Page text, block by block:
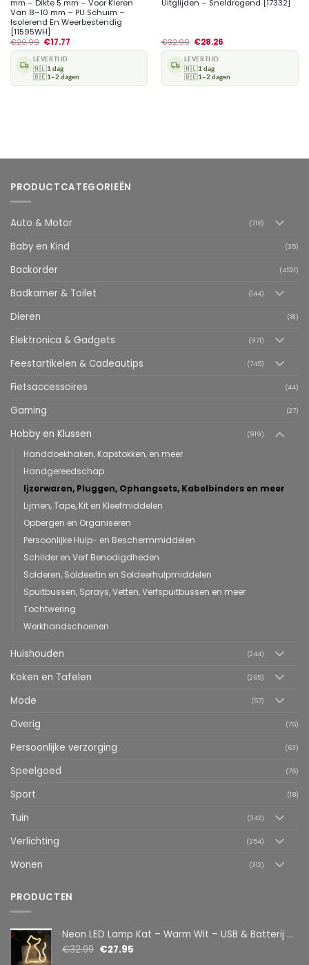
mm – Dikte 5 mm – Voor Kieren
Van 8–10 mm – PU Schuim –
Isolerend En Weerbestendig
[11595WH]
€20.99 €17.77
LEVERTIJD
🇳🇱1 dag
🇧🇪1–2 dagen
Uitglijden – Sneldrogend [17332]
€32.99 €28.26
LEVERTIJD
🇳🇱1 dag
🇧🇪1–2 dagen
PRODUCTCATEGORIEËN
Auto & Motor (718)
Baby en Kind (35)
Backorder (4521)
Badkamer & Toilet (144)
Dieren (81)
Elektronica & Gadgets (971)
Feestartikelen & Cadeautips (745)
Fietsaccessoires (44)
Gaming (27)
Hobby en Klussen (919)
Handdoekhaken, Kapstokken, en meer
Handgereedschap
Ijzerwaren, Pluggen, Ophangsets, Kabelbinders en meer
Lijmen, Tape, Kit en Kleefmiddelen
Opbergen en Organiseren
Persoonlijke Hulp- en Beschermmiddelen
Schilder en Verf Benodigdheden
Solderen, Soldeertin en Soldeerhulpmiddelen
Spuitbussen, Sprays, Vetten, Verfspuitbussen en meer
Tochtwering
Werkhandschoenen
Huishouden (244)
Koken en Tafelen (265)
Mode (57)
Overig (76)
Persoonlijke verzorging (63)
Speelgoed (76)
Sport (18)
Tuin (342)
Verlichting (354)
Wonen (312)
PRODUCTEN
Neon LED Lamp Kat – Warm Wit – USB & Batterij – Decoratieve Tafellamp voor Kinderkamer – 28,5 x 24,5 cm
€32.99 €27.95